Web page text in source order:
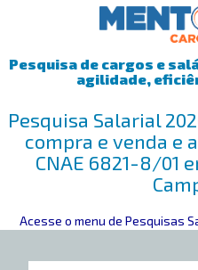
Pesquisa de cargos e
agilidade,
Pesquisa Salarial
compra e venda e
CNAE 6821-8/01
Mentoring>Pesquisa Salarial
Acesse o menu de Pesquisas